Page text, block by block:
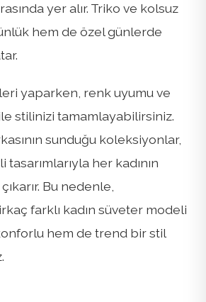
yer alır. Triko ve kolsuz
hem de özel günlerde
yaparken, renk uyumu ve
stilinizi tamamlayabilirsiniz.
sunduğu koleksiyonlar,
her kadının
Bu nedenle,
farklı kadın süveter modeli
hem de trend bir stil